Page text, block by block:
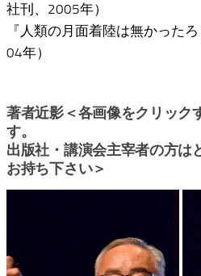
社刊、2005年）
『人類の月面着陸は無かった
04年）
著者近影＜各画像をクリック
す。
出版社・講演会主宰者の方は
お持ち下さい＞